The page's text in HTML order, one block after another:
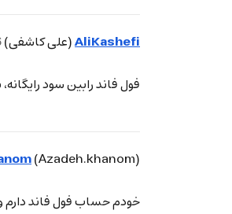
AliKashefi(علی کاشفی)
فول فاند رابین سود
(Azadeh.khanom)
خودم حساب فول فاند دارم